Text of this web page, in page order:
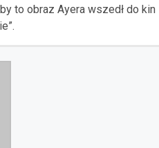
to obraz Ayera wszedł do